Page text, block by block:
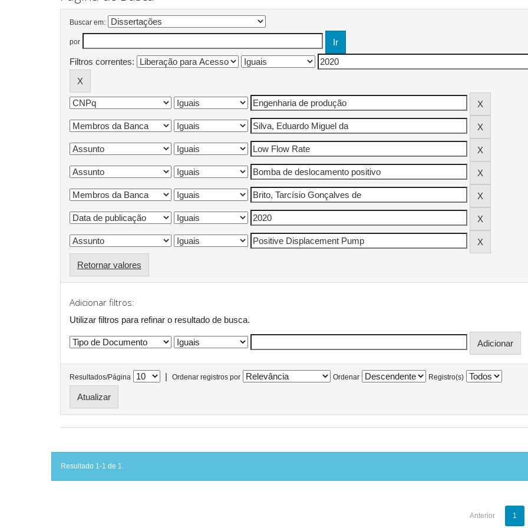
Buscar em:
por
Filtros correntes:
Retornar valores
Adicionar filtros:
Utilizar filtros para refinar o resultado de busca.
Resultados/Página | Ordenar registros por Ordenar Registro(s)
Resultado 1-1 de 1.
Anterior 1